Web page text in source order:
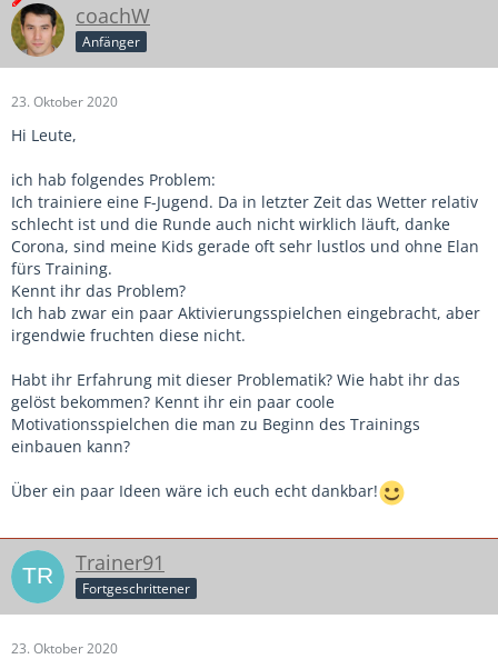
coachW
Anfänger
23. Oktober 2020
Hi Leute,
ich hab folgendes Problem:
Ich trainiere eine F-Jugend. Da in letzter Zeit das Wetter relativ
schlecht ist und die Runde auch nicht wirklich läuft, danke
Corona, sind meine Kids gerade oft sehr lustlos und ohne Elan
fürs Training.
Kennt ihr das Problem?
Ich hab zwar ein paar Aktivierungsspielchen eingebracht, aber
irgendwie fruchten diese nicht.
Habt ihr Erfahrung mit dieser Problematik? Wie habt ihr das
gelöst bekommen? Kennt ihr ein paar coole
Motivationsspielchen die man zu Beginn des Trainings
einbauen kann?
Über ein paar Ideen wäre ich euch echt dankbar!
Trainer91
Fortgeschrittener
23. Oktober 2020